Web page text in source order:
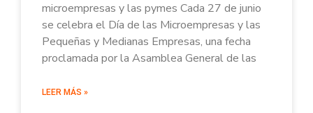
microempresas y las pymes Cada 27 de junio
se celebra el Día de las Microempresas y las
Pequeñas y Medianas Empresas, una fecha
proclamada por la Asamblea General de las
LEER MÁS »